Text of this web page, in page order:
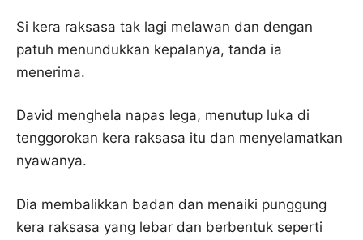
Si kera raksasa tak lagi melawan dan dengan
patuh menundukkan kepalanya, tanda ia
menerima.
David menghela napas lega, menutup luka di
tenggorokan kera raksasa itu dan menyelamatkan
nyawanya.
Dia membalikkan badan dan menaiki punggung
kera raksasa yang lebar dan berbentuk seperti